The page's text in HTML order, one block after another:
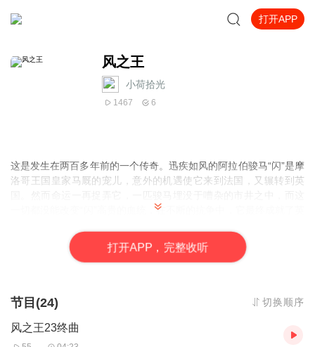
打开APP
风之王
小荷拾光
1467 6
这是发生在两百多年前的一个传奇。迅疾如风的阿拉伯骏马“闪”是摩
洛哥王国皇家马厩的宠儿，意外的机遇使它来到法国 ，又辗转到英
一切都没能改变“闪”高贵的血统，在不断的抗争中，它最终成就了
打开APP，完整收听
节目(24) 切换顺序
风之王23终曲